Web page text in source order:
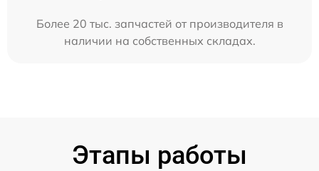
Более 20 тыс. запчастей от производителя в
наличии на собственных складах.
Этапы работы